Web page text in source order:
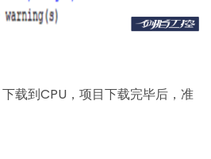
载到CPU，项目下载完毕后，准